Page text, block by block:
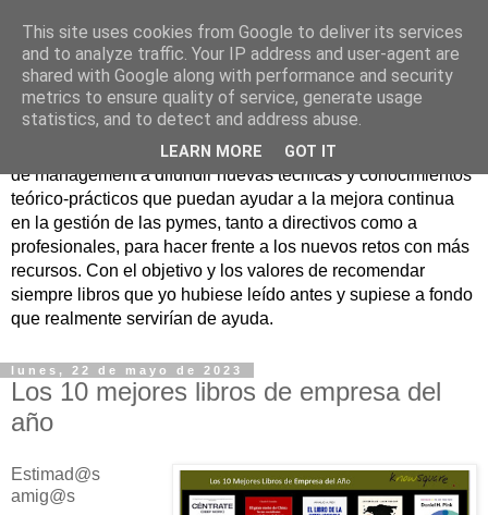
Nuevo Viernes - Nuevo
Libro
Nace con la misión de ayudar mediante la lectura de libros
de management a difundir nuevas técnicas y conocimientos
teórico-prácticos que puedan ayudar a la mejora continua
en la gestión de las pymes, tanto a directivos como a
profesionales, para hacer frente a los nuevos retos con más
recursos. Con el objetivo y los valores de recomendar
siempre libros que yo hubiese leído antes y supiese a fondo
que realmente servirían de ayuda.
lunes, 22 de mayo de 2023
Los 10 mejores libros de empresa del
año
Estimad@s
amig@s
This site uses cookies from Google to deliver its services
and to analyze traffic. Your IP address and user-agent are
shared with Google along with performance and security
metrics to ensure quality of service, generate usage
statistics, and to detect and address abuse.
LEARN MORE GOT IT